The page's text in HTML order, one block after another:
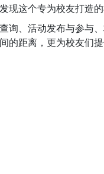
现这个专为校友打造
询、活动发布与参与
的距离，更为校友们